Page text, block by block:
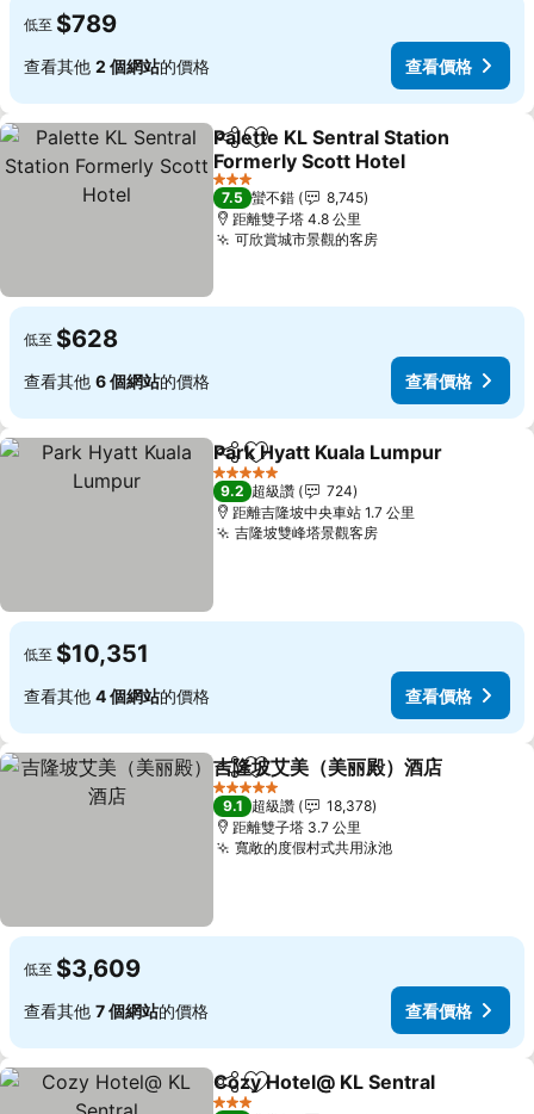
低至 $789
查看其他 2 個網站的價格 查看價格
分享 加入我的最愛
Palette KL Sentral Station
Formerly Scott Hotel
3 星級
7.5 蠻不錯
8,745
距離雙子塔 4.8 公里
可欣賞城市景觀的客房
低至 $628
查看其他 6 個網站的價格 查看價格
分享 加入我的最愛
Park Hyatt Kuala Lumpur
5 星級
9.2 超級讚
724
距離吉隆坡中央車站 1.7 公里
吉隆坡雙峰塔景觀客房
低至 $10,351
查看其他 4 個網站的價格 查看價格
分享 加入我的最愛
吉隆坡艾美（美丽殿）酒店
5 星級
9.1 超級讚
18,378
距離雙子塔 3.7 公里
寬敞的度假村式共用泳池
低至 $3,609
查看其他 7 個網站的價格 查看價格
分享 加入我的最愛
Cozy Hotel@ KL Sentral
3 星級